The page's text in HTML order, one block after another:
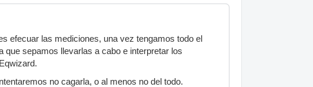
efecuar las mediciones, una vez tengamos todo el
sepamos llevarlas a cabo e interpretar los
no cagarla, o al menos no del todo.